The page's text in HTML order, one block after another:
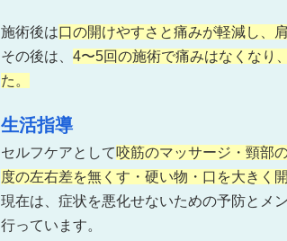
施術後は口の開けやすさと痛みが軽減し、
その後は、 4〜5回の施術で痛みはなくなり
た。
生活指導
セルフケアとして咬筋のマッサージ・頸部
度の左右差を無くす・硬い物・口を大きく
現在は、症状を悪化せないための予防とメ
行っています。